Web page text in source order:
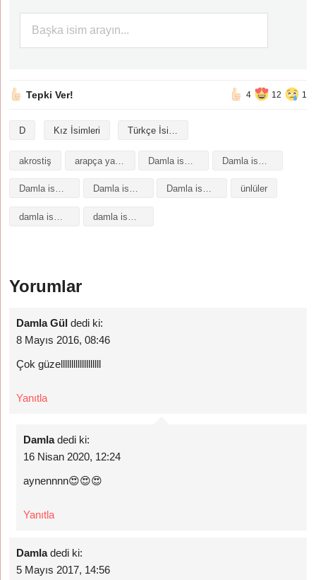
Tepki Ver! 4 12 1
D Kız İsimleri Türkçe İsimler
akrostiş arapça yazılışı
Damla isminin baş harfleriyle şiir Damla isminin kökeni Damla isminin numerolojisi ünlüler
Yorumlar
Damla Gül dedi ki:
8 Mayıs 2016, 08:46
Çok güzelllllllllllllllllll
Yanıtla
Damla dedi ki:
16 Nisan 2020, 12:24
aynennnn😍😍😍
Yanıtla
Damla dedi ki:
5 Mayıs 2017, 14:56